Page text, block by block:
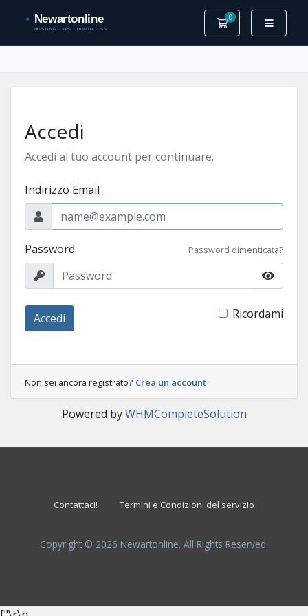
0
Carrello
Accedi
Accedi al tuo account per continuare.
Indirizzo Email
Password Password dimenticata?
Accedi Ricordami
Non sei ancora registrato? Crea un account
Powered byWHMCompleteSolution
Contattaci! Termini e Condizioni del servizio
Copyright © 2026 Newartonline. All Rights Reserved.